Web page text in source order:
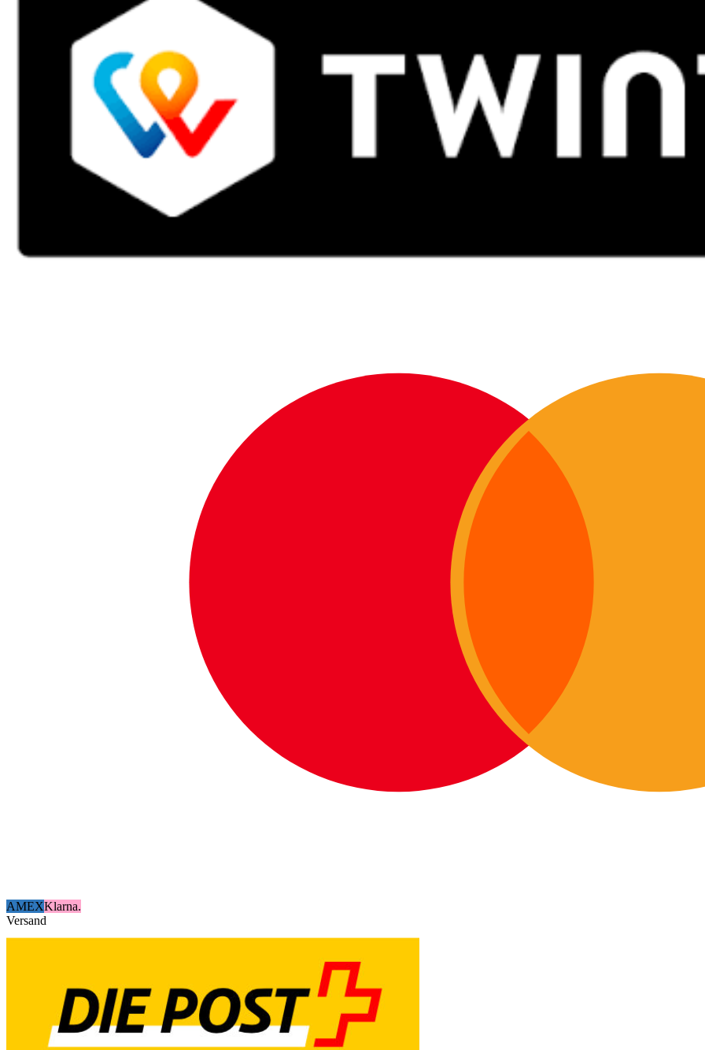
AMEXKlarna.
Versand